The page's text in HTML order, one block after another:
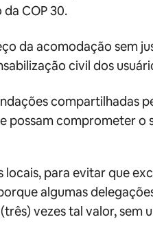
COP 30.
da acomodação sem
civil dos
compartilhadas
possam comprometer o
para evitar que
algumas
vezes tal valor, sem